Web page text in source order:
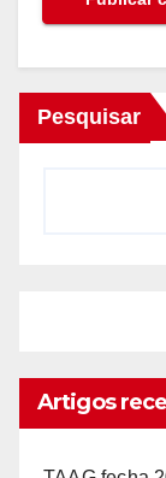
Pesquisar
Artigos